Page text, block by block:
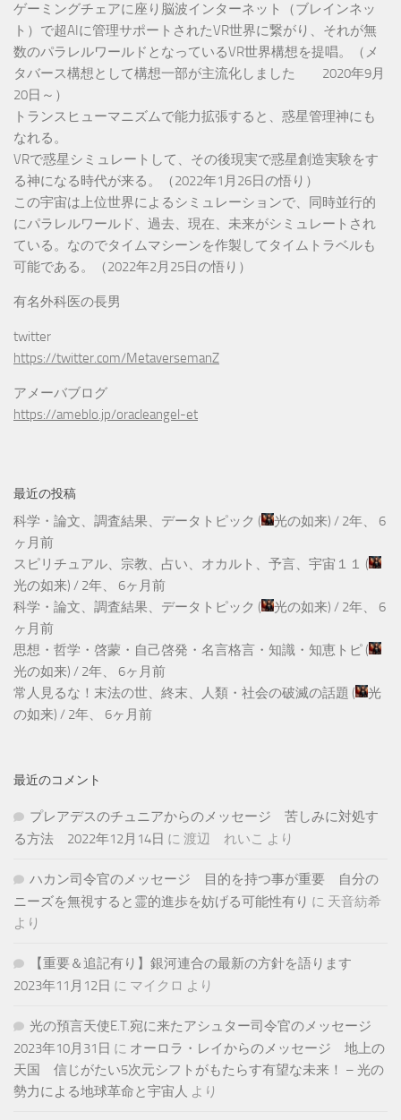
ゲーミングチェアに座り脳波インターネット（ブレインネッ
ト）で超AIに管理サポートされたVR世界に繋がり、それが無
数のパラレルワールドとなっているVR世界構想を提唱。（メ
タバース構想として構想一部が主流化しました 2020年9月
20日～）
トランスヒューマニズムで能力拡張すると、惑星管理神にも
なれる。
VRで惑星シミュレートして、その後現実で惑星創造実験をす
る神になる時代が来る。（2022年1月26日の悟り）
この宇宙は上位世界によるシミュレーションで、同時並行的
にパラレルワールド、過去、現在、未来がシミュレートされ
ている。なのでタイムマシーンを作製してタイムトラベルも
可能である。（2022年2月25日の悟り）
有名外科医の長男
twitter
https://twitter.com/MetaversemanZ
アメーバブログ
https://ameblo.jp/oracleangel-et
最近の投稿
科学・論文、調査結果、データトピック ( 光の如来) / 2年、 6
ヶ月前
スピリチュアル、宗教、占い、オカルト、予言、宇宙１１ (
光の如来) / 2年、 6ヶ月前
科学・論文、調査結果、データトピック ( 光の如来) / 2年、 6
ヶ月前
思想・哲学・啓蒙・自己啓発・名言格言・知識・知恵トピ (
光の如来) / 2年、 6ヶ月前
常人見るな！末法の世、終末、人類・社会の破滅の話題 (
光
の如来) / 2年、 6ヶ月前
最近のコメント
プレアデスのチュニアからのメッセージ 苦しみに対処す
る方法 2022年12月14日 に 渡辺 れいこ より
ハカン司令官のメッセージ 目的を持つ事が重要 自分の
ニーズを無視すると霊的進歩を妨げる可能性有り に 天音紡希
より
【重要＆追記有り】銀河連合の最新の方針を語ります
2023年11月12日 に マイクロ より
光の預言天使E.T.宛に来たアシュター司令官のメッセージ
2023年10月31日 に オーロラ・レイからのメッセージ 地上の
天国 信じがたい5次元シフトがもたらす有望な未来！ – 光の
勢力による地球革命と宇宙人 より